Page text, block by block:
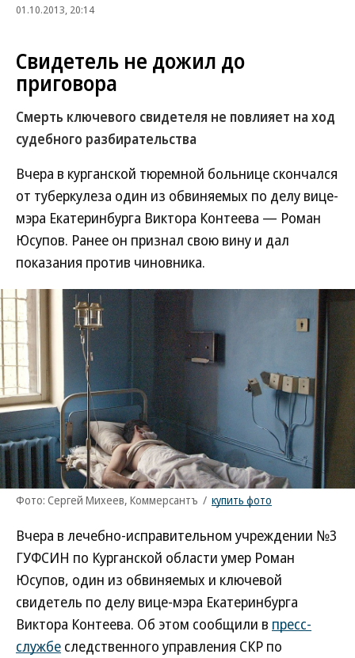
01.10.2013, 20:14
Свидетель не дожил до
приговора
Смерть ключевого свидетеля не повлияет на ход
судебного разбирательства
Вчера в курганской тюремной больнице скончался
от туберкулеза один из обвиняемых по делу вице-
мэра Екатеринбурга Виктора Контеева — Роман
Юсупов. Ранее он признал свою вину и дал
показания против чиновника.
Фото: Сергей Михеев, Коммерсантъ / купить фото
Вчера в лечебно-исправительном учреждении №3
ГУФСИН по Курганской области умер Роман
Юсупов, один из обвиняемых и ключевой
свидетель по делу вице-мэра Екатеринбурга
Виктора Контеева. Об этом сообщили в пресс-
службе следственного управления СКР по